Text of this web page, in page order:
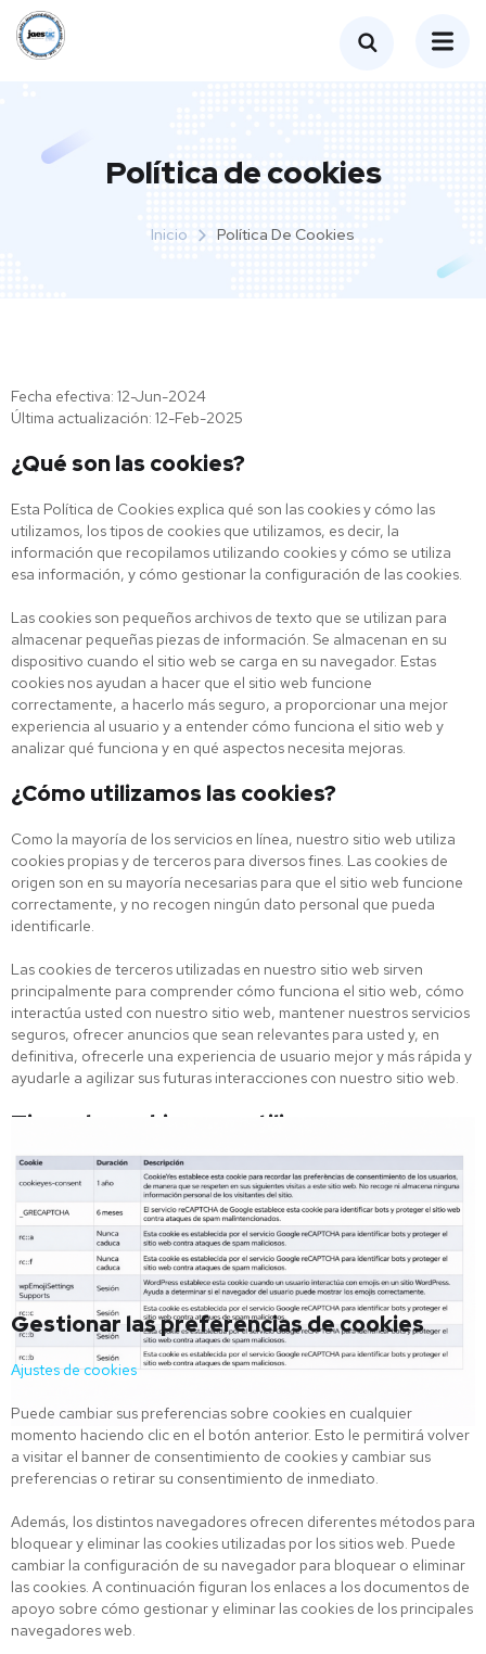
Política de cookies
Inicio Política De Cookies
Fecha efectiva: 12-Jun-2024
Última actualización: 12-Feb-2025
¿Qué son las cookies?
Esta Política de Cookies explica qué son las cookies y cómo las
utilizamos, los tipos de cookies que utilizamos, es decir, la
información que recopilamos utilizando cookies y cómo se utiliza
esa información, y cómo gestionar la configuración de las cookies.
Las cookies son pequeños archivos de texto que se utilizan para
almacenar pequeñas piezas de información. Se almacenan en su
dispositivo cuando el sitio web se carga en su navegador. Estas
cookies nos ayudan a hacer que el sitio web funcione
correctamente, a hacerlo más seguro, a proporcionar una mejor
experiencia al usuario y a entender cómo funciona el sitio web y
analizar qué funciona y en qué aspectos necesita mejoras.
¿Cómo utilizamos las cookies?
Como la mayoría de los servicios en línea, nuestro sitio web utiliza
cookies propias y de terceros para diversos fines. Las cookies de
origen son en su mayoría necesarias para que el sitio web funcione
correctamente, y no recogen ningún dato personal que pueda
identificarle.
Las cookies de terceros utilizadas en nuestro sitio web sirven
principalmente para comprender cómo funciona el sitio web, cómo
interactúa usted con nuestro sitio web, mantener nuestros servicios
seguros, ofrecer anuncios que sean relevantes para usted y, en
definitiva, ofrecerle una experiencia de usuario mejor y más rápida y
ayudarle a agilizar sus futuras interacciones con nuestro sitio web.
Tipos de cookies que utilizamos
Gestionar las preferencias de cookies
Ajustes de cookies
Puede cambiar sus preferencias sobre cookies en cualquier
momento haciendo clic en el botón anterior. Esto le permitirá volver
a visitar el banner de consentimiento de cookies y cambiar sus
preferencias o retirar su consentimiento de inmediato.
Además, los distintos navegadores ofrecen diferentes métodos para
bloquear y eliminar las cookies utilizadas por los sitios web. Puede
cambiar la configuración de su navegador para bloquear o eliminar
las cookies. A continuación figuran los enlaces a los documentos de
apoyo sobre cómo gestionar y eliminar las cookies de los principales
navegadores web.